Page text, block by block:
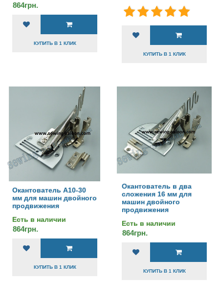
864грн.
КУПИТЬ В 1 КЛИК
КУПИТЬ В 1 КЛИК
Окантователь А10-30
мм для машин двойного
продвижения
Есть в наличии
864грн.
КУПИТЬ В 1 КЛИК
Окантователь в два
сложения 16 мм для
машин двойного
продвижения
Есть в наличии
864грн.
КУПИТЬ В 1 КЛИК